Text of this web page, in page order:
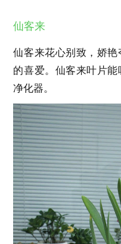
仙客来
仙客来花心别致，娇
的喜爱。仙客来叶片
净化器。